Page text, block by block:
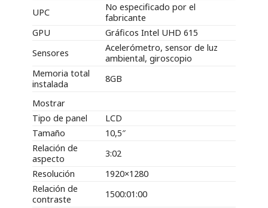
UPC
No especificado por el
fabricante
GPU
Gráficos Intel UHD 615
Sensores
Acelerómetro, sensor de luz
ambiental, giroscopio
Memoria total
instalada
8GB
Mostrar
Tipo de panel
LCD
Tamaño
10,5″
Relación de
aspecto
3:02
Resolución
1920×1280
Relación de
contraste
1500:01:00